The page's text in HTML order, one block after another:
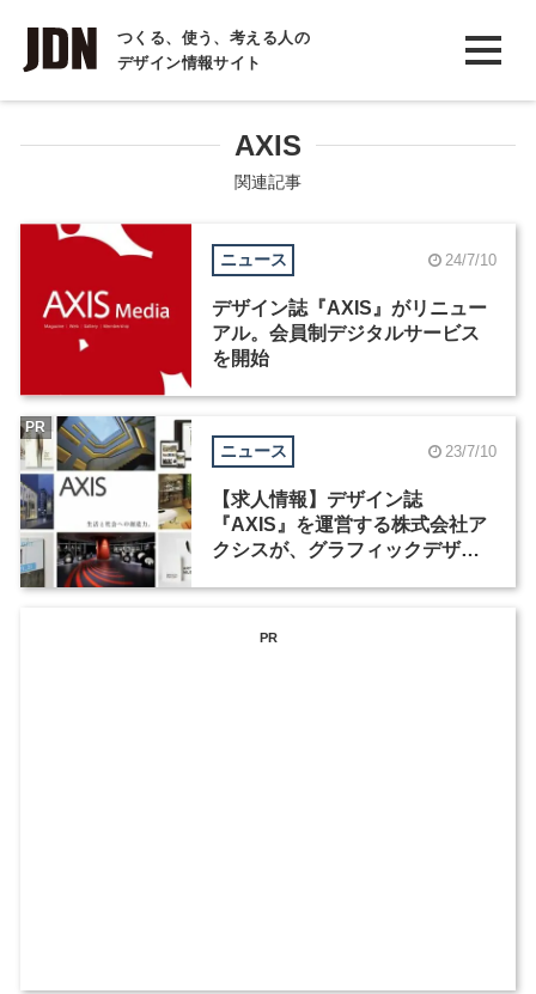
つくる、使う、考える人の
デザイン情報サイト
INTERVIEW
インタビュー
COLUMN
コラム
AXIS
関連記事
ニュース 24/7/10
デザイン誌『AXIS』がリニュー
アル。会員制デジタルサービス
を開始
ニュース 23/7/10
【求人情報】デザイン誌
『AXIS』を運営する株式会社ア
クシスが、グラフィックデザイ
PR
PR